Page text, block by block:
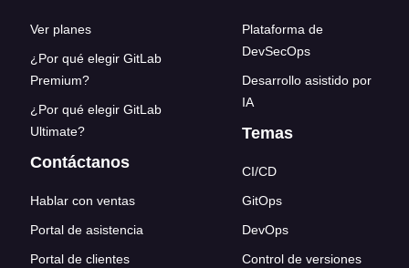
Ver planes
¿Por qué elegir GitLab
Premium?
¿Por qué elegir GitLab
Ultimate?
Contáctanos
Hablar con ventas
Portal de asistencia
Portal de clientes
Plataforma de
DevSecOps
Desarrollo asistido por
IA
Temas
CI/CD
GitOps
DevOps
Control de versiones